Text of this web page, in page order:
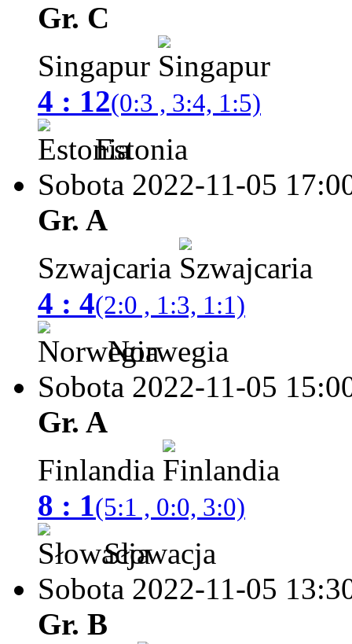
Gr. C
Singapur
4 : 12(0:3 , 3:4, 1:5)
Estonia
Sobota 2022-11-05
Gr. A
Szwajcaria
4 : 4(2:0 , 1:3, 1:1)
Norwegia
Sobota 2022-11-05
Gr. A
Finlandia
8 : 1(5:1 , 0:0, 3:0)
Słowacja
Sobota 2022-11-05
Gr. B